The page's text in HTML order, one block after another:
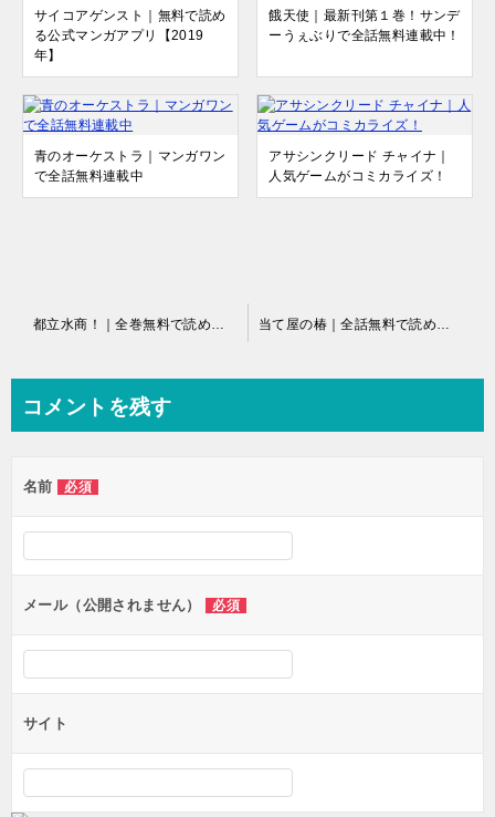
サイコアゲンスト｜無料で読め
る公式マンガアプリ【2019
年】
餓天使｜最新刊第１巻！サンデ
ーうぇぶりで全話無料連載中！
青のオーケストラ｜マンガワン
で全話無料連載中
アサシンクリード チャイナ｜
人気ゲームがコミカライズ！
ビ
ー
シ
ン
都立水商！｜全巻無料で読めるマンガアプリはこれ！ 当て屋の椿｜全話無料で読める漫画アプリ！
コメントを残す
名前 必須
メール（公開されません） 必須
サイト